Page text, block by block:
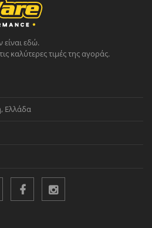
εδώ.
καλύτερες τιμές της αγοράς.
Ελλάδα